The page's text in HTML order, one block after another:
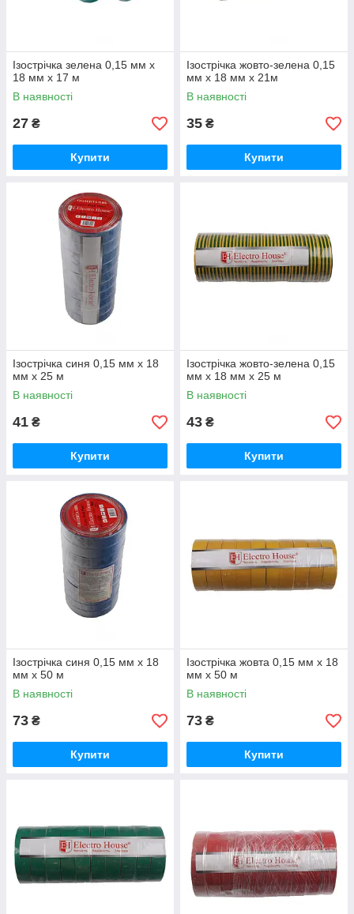
Ізострічка зелена 0,15 мм х
18 мм х 17 м
В наявності
27 ₴
Купити
Ізострічка жовто-зелена 0,15
мм х 18 мм х 21м
В наявності
35 ₴
Купити
Ізострічка синя 0,15 мм х 18
мм х 25 м
В наявності
41 ₴
Купити
Ізострічка жовто-зелена 0,15
мм х 18 мм х 25 м
В наявності
43 ₴
Купити
Ізострічка синя 0,15 мм х 18
мм х 50 м
В наявності
73 ₴
Купити
Ізострічка жовта 0,15 мм х 18
мм х 50 м
В наявності
73 ₴
Купити